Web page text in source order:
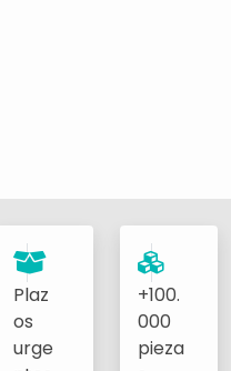
Plaz
os
urge
+100.
000
pieza